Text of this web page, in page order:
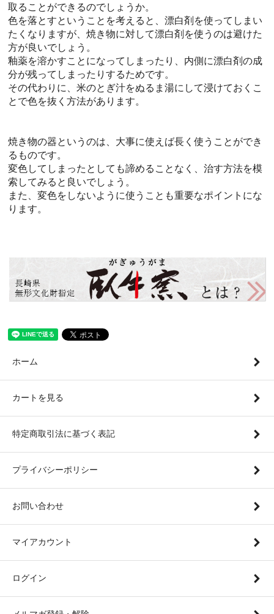
取ることができるのでしょうか。
色を落とすということを考えると、漂白剤を使ってしまい
たくなりますが、焼き物に対して漂白剤を使うのは避けた
方が良いでしょう。
釉薬を溶かすことになってしまったり、内側に漂白剤の成
分が残ってしまったりするためです。
その代わりに、米のとぎ汁をぬるま湯にして浸けておくこ
とで色を抜く方法があります。
焼き物の器というのは、大事に使えば長く使うことができ
るものです。
変色してしまったとしても諦めることなく、治す方法を模
索してみると良いでしょう。
また、変色をしないように使うことも重要なポイントにな
ります。
ホーム
カートを見る
特定商取引法に基づく表記
プライバシーポリシー
お問い合わせ
マイアカウント
ログイン